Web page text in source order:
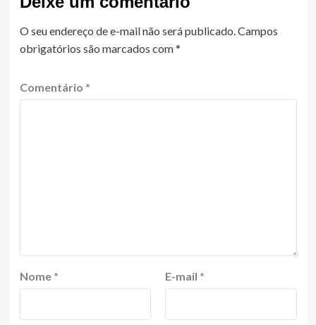
O seu endereço de e-mail não será publicado.Campos
obrigatórios são marcados com*
Comentário *
Nome * E-mail *